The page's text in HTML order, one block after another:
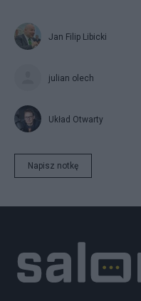
Jan Filip Libicki
julian olech
Układ Otwarty
Napisz notkę